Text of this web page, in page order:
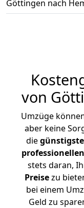
Göttingen nach
von
Umzüge
aber keine
diegünstigste
stets daran,
Preisezu
bei einem
Geld zu